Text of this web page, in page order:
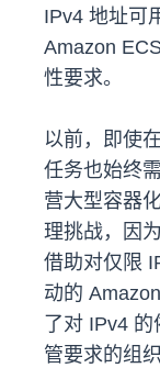
IPv4 地址可
Amazon
性要求。
以前，即使
任务也始终
营大型容器
理挑战，因
借助对仅限
动的
了对 IPv4
管要求的组